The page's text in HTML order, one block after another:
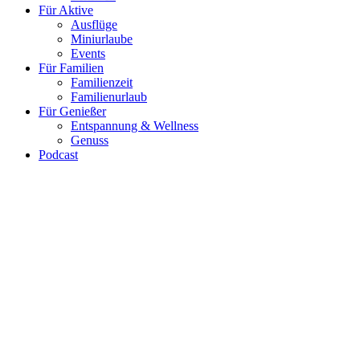
Für Aktive
Ausflüge
Miniurlaube
Events
Für Familien
Familienzeit
Familienurlaub
Für Genießer
Entspannung & Wellness
Genuss
Podcast